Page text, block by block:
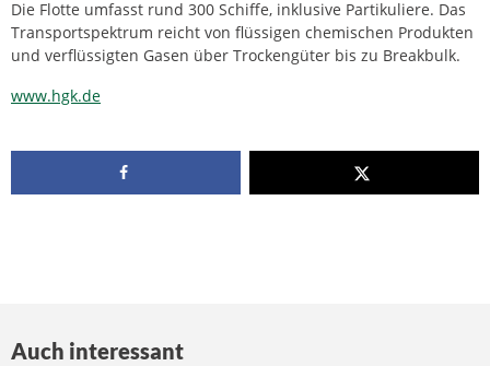
Die Flotte umfasst rund 300 Schiffe, inklusive Partikuliere. Das
Transportspektrum reicht von flüssigen chemischen Produkten
und verflüssigten Gasen über Trockengüter bis zu Breakbulk.
www.hgk.de
Auch interessant